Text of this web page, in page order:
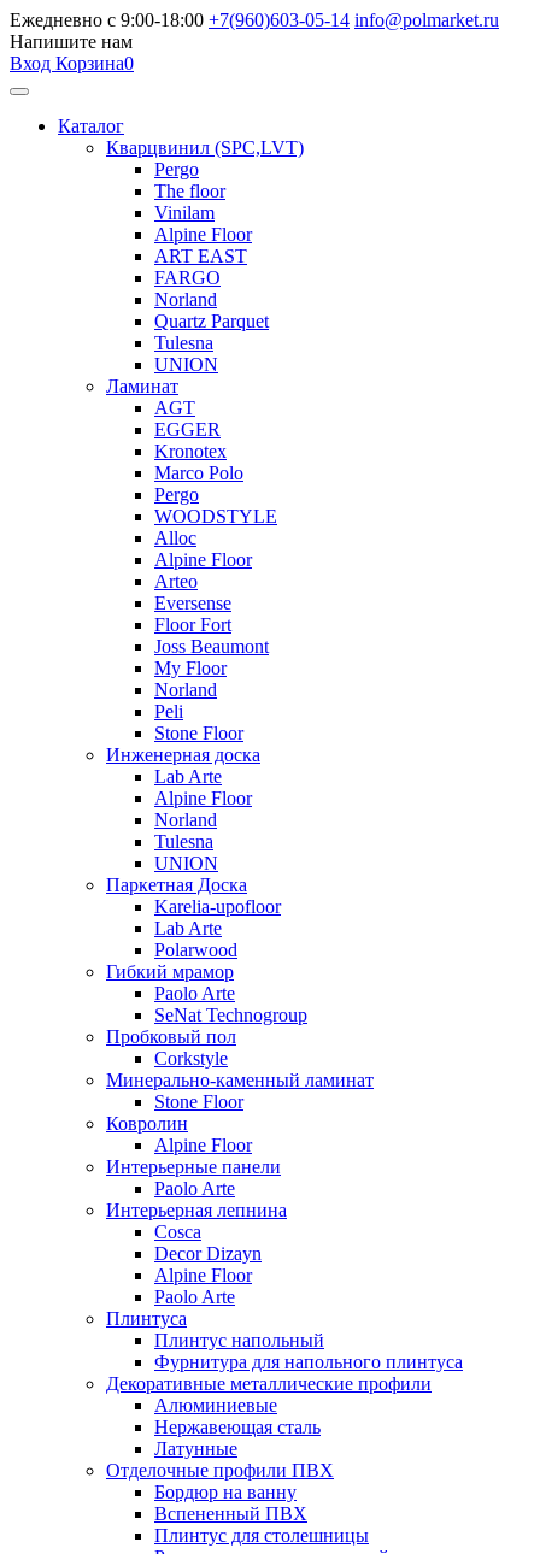
Ежедневно с 9:00-18:00 +7(960)603-05-14 info@polmarket.ru
Напишите нам
Вход Корзина0
Каталог
Кварцвинил (SPC,LVT)
Pergo
The floor
Vinilam
Alpine Floor
ART EAST
FARGO
Norland
Quartz Parquet
Tulesna
UNION
Ламинат
AGT
EGGER
Kronotex
Marco Polo
Pergo
WOODSTYLE
Alloc
Alpine Floor
Arteo
Eversense
Floor Fort
Joss Beaumont
My Floor
Norland
Peli
Stone Floor
Инженерная доска
Lab Arte
Alpine Floor
Norland
Tulesna
UNION
Паркетная Доска
Karelia-upofloor
Lab Arte
Polarwood
Гибкий мрамор
Paolo Arte
SeNat Technogroup
Пробковый пол
Corkstyle
Минерально-каменный ламинат
Stone Floor
Ковролин
Alpine Floor
Интерьерные панели
Paolo Arte
Интерьерная лепнина
Cosca
Decor Dizayn
Alpine Floor
Paolo Arte
Плинтуса
Плинтус напольный
Фурнитура для напольного плинтуса
Декоративные металлические профили
Алюминиевые
Нержавеющая сталь
Латунные
Отделочные профили ПВХ
Бордюр на ванну
Вспененный ПВХ
Плинтус для столешницы